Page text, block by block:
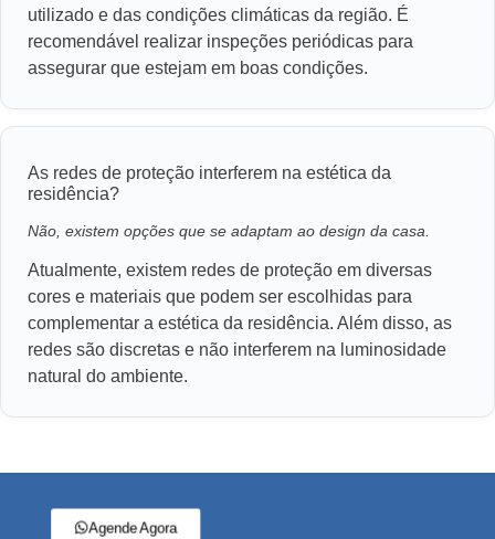
utilizado e das condições climáticas da região. É
recomendável realizar inspeções periódicas para
assegurar que estejam em boas condições.
As redes de proteção interferem na estética da
residência?
Não, existem opções que se adaptam ao design da casa.
Atualmente, existem redes de proteção em diversas
cores e materiais que podem ser escolhidas para
complementar a estética da residência. Além disso, as
redes são discretas e não interferem na luminosidade
natural do ambiente.
Agende Agora